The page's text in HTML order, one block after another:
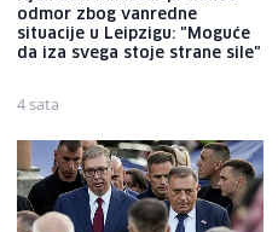
odmor zbog vanredne
situacije u Leipzigu: "Moguće
da iza svega stoje strane sile"
4 sata